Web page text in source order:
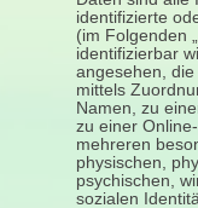
identifizierte
(im Folgenden
identifizierbar
angesehen,
mittels
Namen, zu
zu einer
mehreren
physischen,
psychischen,
sozialen